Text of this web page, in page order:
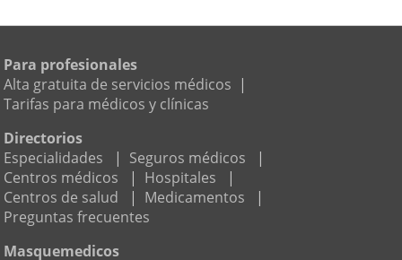
Para profesionales
Alta gratuita de servicios médicos |
Tarifas para médicos y clínicas
Directorios
Especialidades
| Seguros médicos
|
Centros médicos
| Hospitales
|
Centros de salud
| Medicamentos
|
Preguntas frecuentes
Masquemedicos